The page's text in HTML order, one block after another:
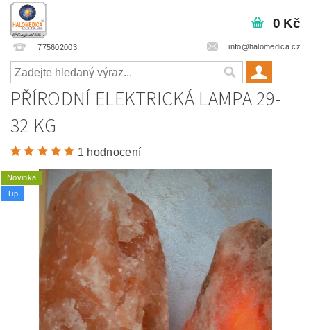
775602003 info@halomedica.cz
0 Kč
PŘÍRODNÍ ELEKTRICKÁ LAMPA 29-
32 KG
1 hodnocení
Novinka
Tip